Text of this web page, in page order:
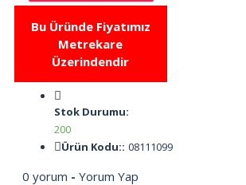
Bu Üründe Fiyatımız
Metrekare
Üzerindendir
Stok Durumu:
200
Ürün Kodu:: 08111099
0 yorum - Yorum Yap